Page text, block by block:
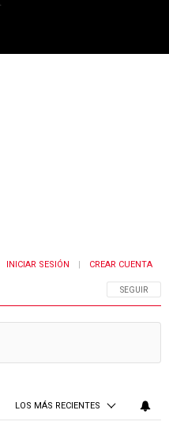
SIGA ESTA
SEGUIR
INICIAR SESIÓN CREAR CUENTA
LOS MÁS RECIENTES